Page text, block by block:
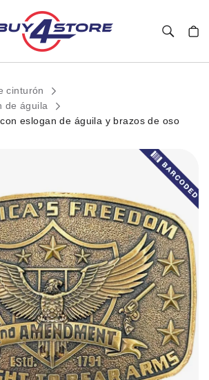
cinturón
de águila
eslogan de águila y brazos de oso